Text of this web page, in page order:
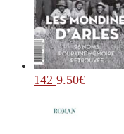
142 9.50€